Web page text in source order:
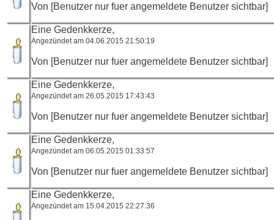
Von [Benutzer nur fuer angemeldete Benutzer sichtbar]
Eine Gedenkkerze,
Angezündet am 04.06.2015 21:50:19
Von [Benutzer nur fuer angemeldete Benutzer sichtbar]
Eine Gedenkkerze,
Angezündet am 26.05.2015 17:43:43
Von [Benutzer nur fuer angemeldete Benutzer sichtbar]
Eine Gedenkkerze,
Angezündet am 06.05.2015 01:33:57
Von [Benutzer nur fuer angemeldete Benutzer sichtbar]
Eine Gedenkkerze,
Angezündet am 15.04.2015 22:27:36